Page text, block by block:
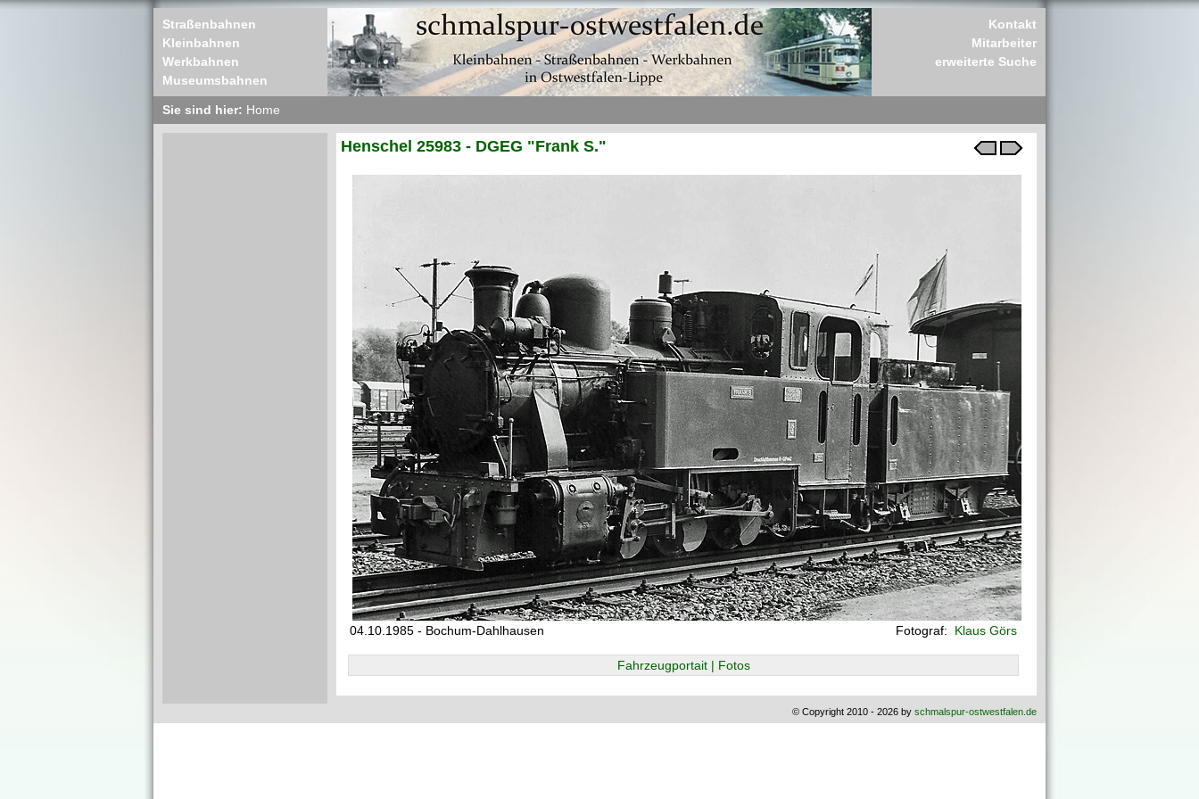
Straßenbahnen
Kleinbahnen
Werkbahnen
Museumsbahnen
Kontakt
Mitarbeiter
erweiterte Suche
Sie sind hier: Home
Henschel 25983 - DGEG "Frank S."
04.10.1985 - Bochum-Dahlhausen Fotograf: Klaus Görs
Fahrzeugportait | Fotos
© Copyright 2010 - 2026 by schmalspur-ostwestfalen.de